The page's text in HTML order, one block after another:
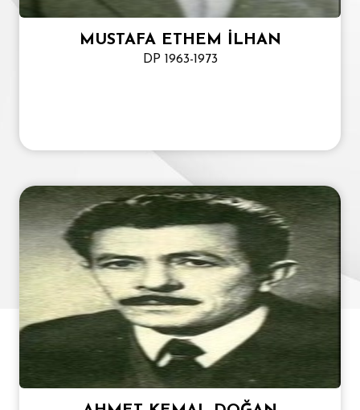
MUSTAFA ETHEM İLHAN
DP 1963-1973